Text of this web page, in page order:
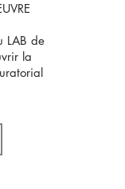
LAB de
la